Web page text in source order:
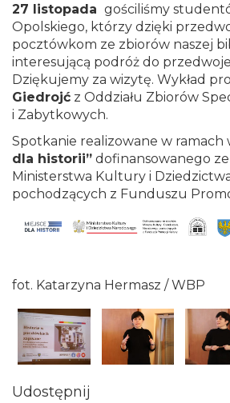
27 listopada gościliśmy
Opolskiego, którzy dzięki
pocztówkom ze zbiorów naszej
interesującą podróż do
Dziękujemy za wizytę. Wykład
Giedrojć z Oddziału Zbiorów
i Zabytkowych.
Spotkanie realizowane w ramach
dla historii” dofinansowanego
Ministerstwa Kultury i
pochodzących z Funduszu
fot. Katarzyna Hermasz / WBP
Udostępnij